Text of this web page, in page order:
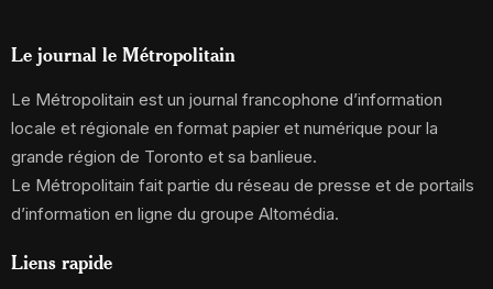
Le journal le Métropolitain
Le Métropolitain est un journal francophone d’information
locale et régionale en format papier et numérique pour la
grande région de Toronto et sa banlieue.
Le Métropolitain fait partie du réseau de presse et de portails
d’information en ligne du groupe Altomédia.
Liens rapide